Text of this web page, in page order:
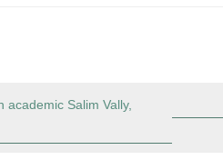
Salim Vally,